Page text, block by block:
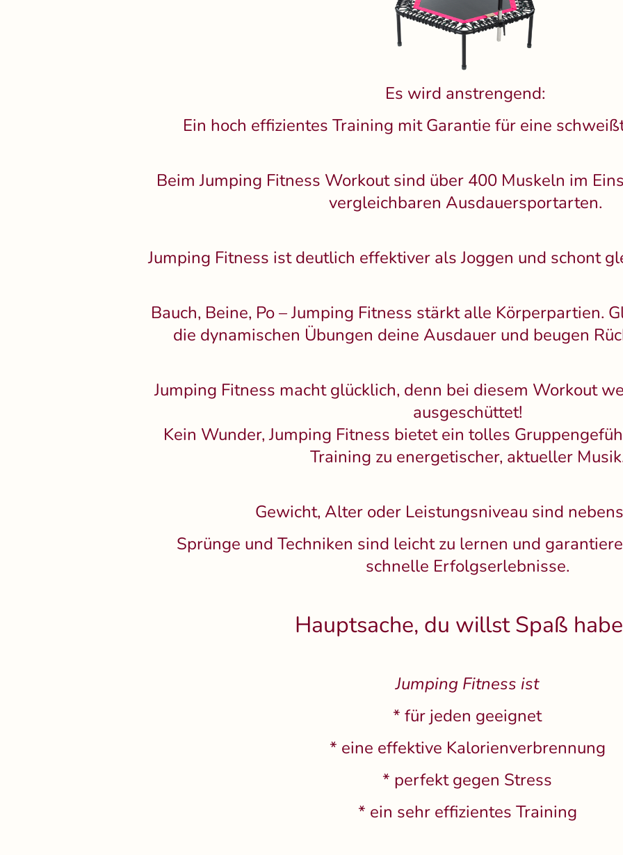
Es wird anstrengend:
Ein hoch effizientes Training mit Garantie für eine
Beim Jumping Fitness Workout sind über 400 Muskeln im
vergleichbaren Ausdauersportarten.
Jumping Fitness ist deutlich effektiver als Joggen und schont
Bauch, Beine, Po – Jumping Fitness stärkt alle Körperpartien.
die dynamischen Übungen deine Ausdauer und beugen
Jumping Fitness macht glücklich, denn bei diesem Workout
ausgeschüttet!
Kein Wunder, Jumping Fitness bietet ein tolles
Training zu energetischer, aktueller
Gewicht, Alter oder Leistungsniveau sind
Sprünge und Techniken sind leicht zu lernen und
schnelle Erfolgserlebnisse.
Hauptsache, du willst Spaß
Jumping Fitness ist
* für jeden geeignet
* eine effektive Kalorienverbrennung
* perfekt gegen Stress
* ein sehr effizientes Training